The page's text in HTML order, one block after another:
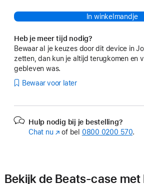
In winkelmandje
Heb je meer tijd nodig?
Bewaar al je keuzes door dit device in
zetten, dan kun je altijd terugkomen en
gebleven was.
Bewaar voor later
Hulp nodig bij je bestelling?
Chat nu (Wordt
of bel 0800 0200 570.
Bekijk de Beats-case met